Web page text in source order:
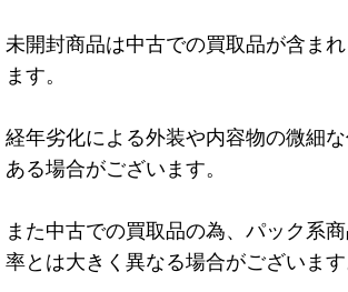
未開封商品は中古での買取品が含ま
ます。
経年劣化による外装や内容物の微細
ある場合がございます。
また中古での買取品の為、パック系
率とは大きく異なる場合がございます